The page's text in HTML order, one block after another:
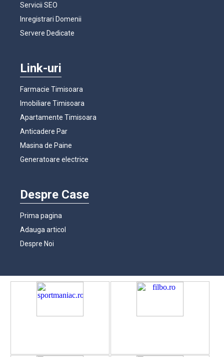
Servicii SEO
Inregistrari Domenii
Servere Dedicate
Link-uri
Farmacie Timisoara
Imobiliare Timisoara
Apartamente Timisoara
Anticadere Par
Masina de Paine
Generatoare electrice
Despre Case
Prima pagina
Adauga articol
Despre Noi